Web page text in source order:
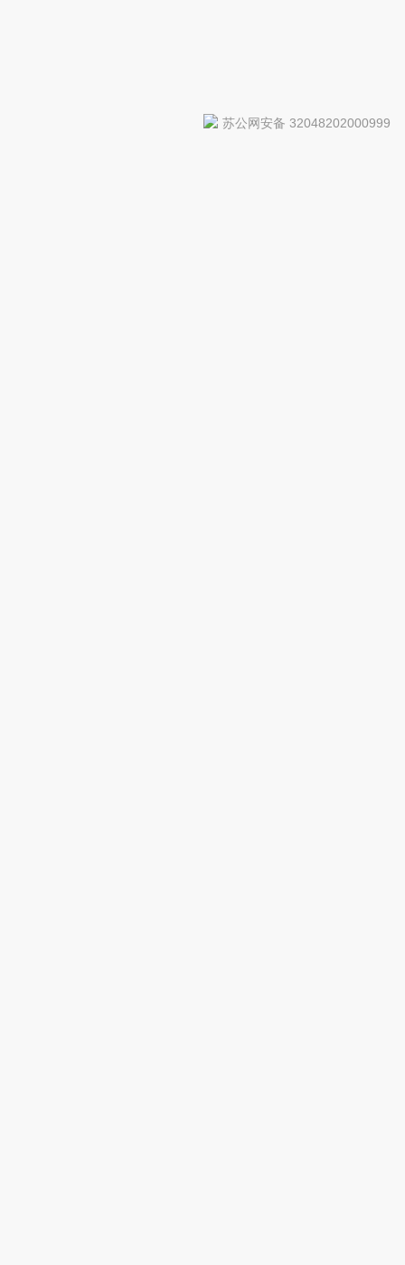
苏公网安备 32048202000999